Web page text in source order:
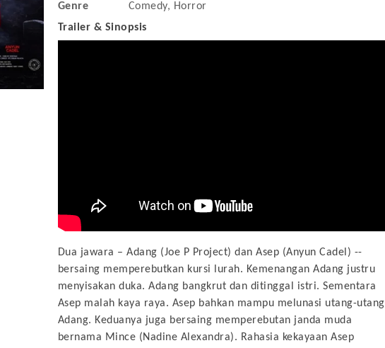
Genre
Comedy, Horror
Trailer & Sinopsis
Dua jawara – Adang (Joe P Project) dan Asep (Anyun Cadel) --
bersaing memperebutkan kursi lurah. Kemenangan Adang justru
menyisakan duka. Adang bangkrut dan ditinggal istri. Sementara
Asep malah kaya raya. Asep bahkan mampu melunasi utang-utang
Adang. Keduanya juga bersaing memperebutan janda muda
bernama Mince (Nadine Alexandra). Rahasia kekayaan Asep